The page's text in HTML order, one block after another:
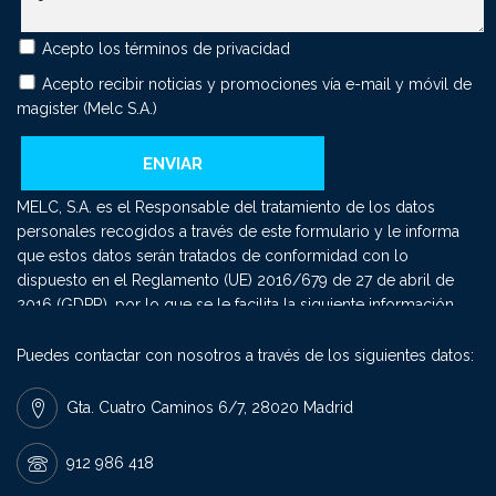
Acepto los términos de privacidad
Acepto recibir noticias y promociones vía e-mail y móvil de
magister (Melc S.A.)
MELC, S.A. es el Responsable del tratamiento de los datos
personales recogidos a través de este formulario y le informa
que estos datos serán tratados de conformidad con lo
dispuesto en el Reglamento (UE) 2016/679 de 27 de abril de
2016 (GDPR), por lo que se le facilita la siguiente información
comercial y el envío de comunicaciones sobre nuestros
se conservarán mientras exista un interés mutuo para mantener
el fin del tratamiento y cuando ya no sea necesario para tal fin,
se suprimirán con medidas de seguridad adecuadas para
garantizar la seudonimización de los datos o la destrucción
Puedes contactar con nosotros a través de los siguientes datos:
Gta. Cuatro Caminos 6/7, 28020 Madrid
912 986 418